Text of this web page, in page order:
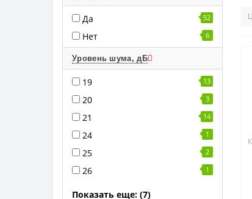
Да 52
Нет 6
Уровень шума, дБ
19 13
20 3
21 14
24 1
25 2
26 1
Показать еще: (7)